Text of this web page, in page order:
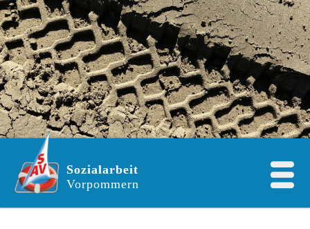
Sozialarbeit
Vorpommern